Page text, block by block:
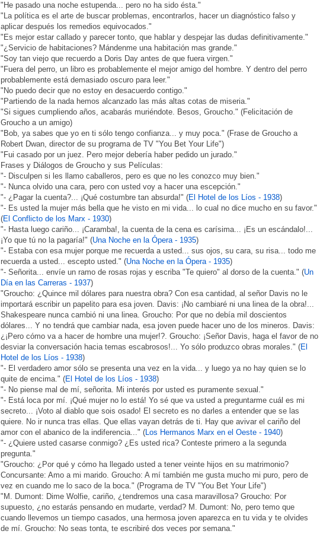
"He pasado una noche estupenda... pero no ha sido ésta."
"La política es el arte de buscar problemas, encontrarlos, hacer un diagnóstico falso y
aplicar después los remedios equivocados."
"Es mejor estar callado y parecer tonto, que hablar y despejar las dudas definitivamente."
"¿Servicio de habitaciones? Mándenme una habitación mas grande."
"Soy tan viejo que recuerdo a Doris Day antes de que fuera virgen."
"Fuera del perro, un libro es probablemente el mejor amigo del hombre. Y dentro del perro
probablemente está demasiado oscuro para leer."
"No puedo decir que no estoy en desacuerdo contigo."
"Partiendo de la nada hemos alcanzado las más altas cotas de miseria."
"Si sigues cumpliendo años, acabarás muriéndote. Besos, Groucho." (Felicitación de
Groucho a un amigo)
"Bob, ya sabes que yo en ti sólo tengo confianza... y muy poca." (Frase de Groucho a
Robert Dwan, director de su programa de TV "You Bet Your Life")
"Fui casado por un juez. Pero mejor debería haber pedido un jurado."
Frases y Diálogos de Groucho y sus Películas:
"- Disculpen si les llamo caballeros, pero es que no les conozco muy bien."
"- Nunca olvido una cara, pero con usted voy a hacer una escepción."
"- ¿Pagar la cuenta?... ¡Qué costumbre tan absurda!" (El Hotel de los Líos - 1938)
"- Es usted la mujer más bella que he visto en mi vida... lo cual no dice mucho en su favor."
(El Conflicto de los Marx - 1930)
"- Hasta luego cariño... ¡Caramba!, la cuenta de la cena es carísima... ¡Es un escándalo!...
¡Yo que tú no la pagaría!" (Una Noche en la Ópera - 1935)
"- Estaba con esa mujer porque me recuerda a usted... sus ojos, su cara, su risa... todo me
recuerda a usted... escepto usted." (Una Noche en la Ópera - 1935)
"- Señorita... envíe un ramo de rosas rojas y escriba "Te quiero" al dorso de la cuenta." (Un
Día en las Carreras - 1937)
"Groucho: ¿Quince mil dólares para nuestra obra? Con esa cantidad, al señor Davis no le
importará escribir un papelito para esa joven. Davis: ¡No cambiaré ni una linea de la obra!...
Shakespeare nunca cambió ni una linea. Groucho: Por que no debía mil doscientos
dólares... Y no tendrá que cambiar nada, esa joven puede hacer uno de los mineros. Davis:
¿¡Pero cómo va a hacer de hombre una mujer!?. Groucho: ¡Señor Davis, haga el favor de no
desviar la conversación hacia temas escabrosos!... Yo sólo produzco obras morales." (El
Hotel de los Líos - 1938)
"- El verdadero amor sólo se presenta una vez en la vida... y luego ya no hay quien se lo
quite de encima." (El Hotel de los Líos - 1938)
"- No piense mal de mí, señorita. Mi interés por usted es puramente sexual."
"- Está loca por mí. ¡Qué mujer no lo está! Yo sé que va usted a preguntarme cuál es mi
secreto... ¡Voto al diablo que sois osado! El secreto es no darles a entender que se las
quiere. No ir nunca tras ellas. Que ellas vayan detrás de ti. Hay que avivar el cariño del
amor con el abanico de la indiferencia..." (Los Hermanos Marx en el Oeste - 1940)
"- ¿Quiere usted casarse conmigo? ¿Es usted rica? Conteste primero a la segunda
pregunta."
"Groucho: ¿Por qué y cómo ha llegado usted a tener veinte hijos en su matrimonio?
Concursante: Amo a mi marido. Groucho: A mí también me gusta mucho mi puro, pero de
vez en cuando me lo saco de la boca." (Programa de TV "You Bet Your Life")
"M. Dumont: Dime Wolfie, cariño, ¿tendremos una casa maravillosa? Groucho: Por
supuesto, ¿no estarás pensando en mudarte, verdad? M. Dumont: No, pero temo que
cuando llevemos un tiempo casados, una hermosa joven aparezca en tu vida y te olvides
de mí. Groucho: No seas tonta, te escribiré dos veces por semana."